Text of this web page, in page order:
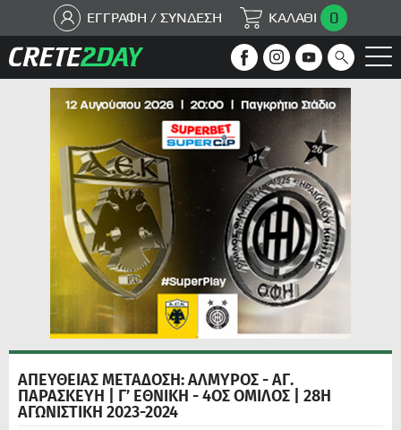
ΕΓΓΡΑΦΗ / ΣΥΝΔΕΣΗ ΚΑΛΑΘΙ 0
ΑΠΕΥΘΕΙΑΣ ΜΕΤΑΔΟΣΗ: ΑΛΜΥΡΟΣ - ΑΓ.
ΠΑΡΑΣΚΕΥΗ | Γ’ ΕΘΝΙΚΗ - 4ΟΣ ΟΜΙΛΟΣ | 28Η
ΑΓΩΝΙΣΤΙΚΗ 2023-2024